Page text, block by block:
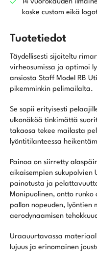
14 vuorokauden
koske custom eikä
Tuotetiedot
Täydellisesti sijoiteltu
virheosumissa ja optimoi
ansiosta Staff Model RB
pikemminkin pelimailalta.
Se sopii erityisesti
ulkonäköä tinkimättä
takaosa tekee mailasta
lyöntitilanteessa
Painoa on siirretty
aikaisempien sukupolvien
painotusta ja
Monipuolinen, ontto
pallon nopeuden, lyöntien
aerodynaamisen
Uraauurtavassa
lujuus ja erinomainen